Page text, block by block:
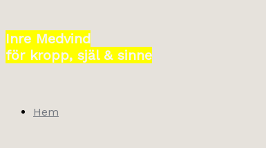
till
innehåll
Inre Medvind
för kropp, själ & sinne
Hem